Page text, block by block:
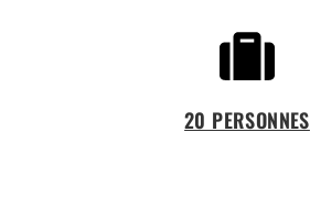
20 PERSONNES